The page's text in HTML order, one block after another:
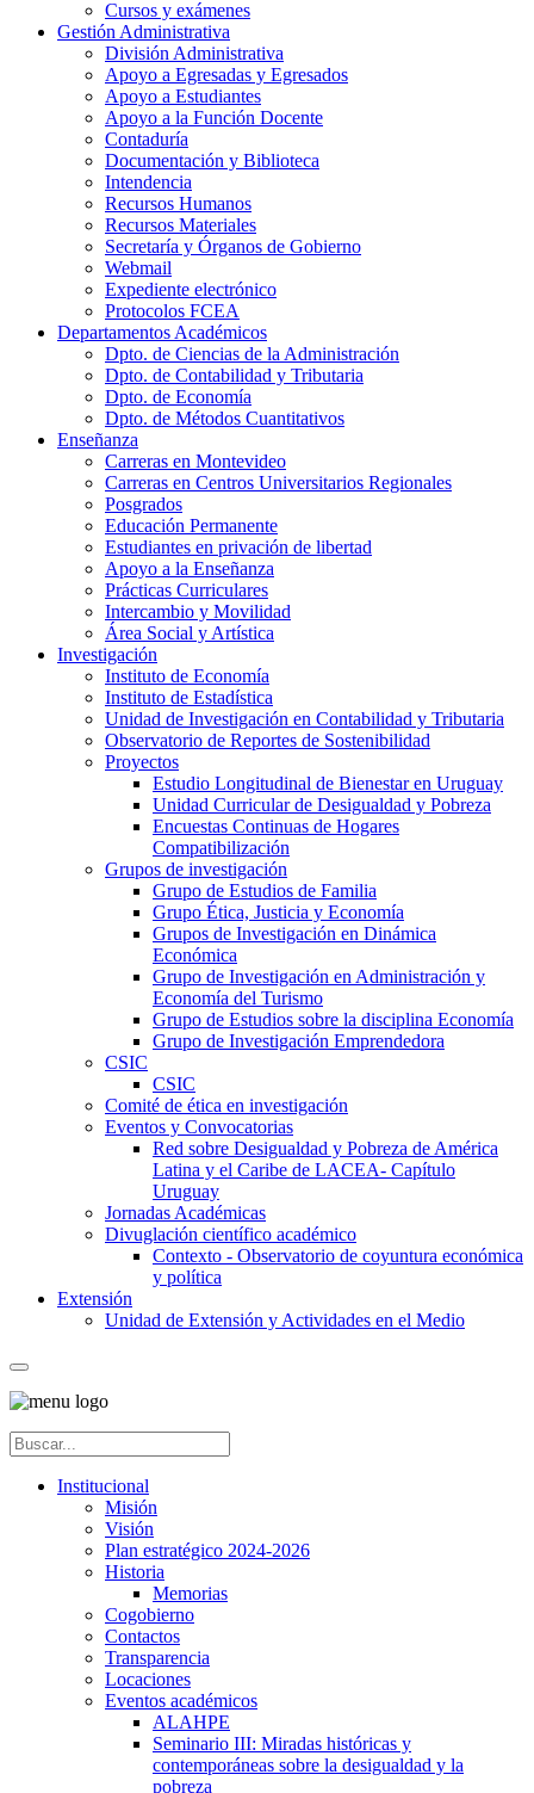
Cursos y exámenes
Gestión Administrativa
División Administrativa
Apoyo a Egresadas y Egresados
Apoyo a Estudiantes
Apoyo a la Función Docente
Contaduría
Documentación y Biblioteca
Intendencia
Recursos Humanos
Recursos Materiales
Secretaría y Órganos de Gobierno
Webmail
Expediente electrónico
Protocolos FCEA
Departamentos Académicos
Dpto. de Ciencias de la Administración
Dpto. de Contabilidad y Tributaria
Dpto. de Economía
Dpto. de Métodos Cuantitativos
Enseñanza
Carreras en Montevideo
Carreras en Centros Universitarios Regionales
Posgrados
Educación Permanente
Estudiantes en privación de libertad
Apoyo a la Enseñanza
Prácticas Curriculares
Intercambio y Movilidad
Área Social y Artística
Investigación
Instituto de Economía
Instituto de Estadística
Unidad de Investigación en Contabilidad y Tributaria
Observatorio de Reportes de Sostenibilidad
Proyectos
Estudio Longitudinal de Bienestar en Uruguay
Unidad Curricular de Desigualdad y Pobreza
Encuestas Continuas de Hogares
Compatibilización
Grupos de investigación
Grupo de Estudios de Familia
Grupo Ética, Justicia y Economía
Grupos de Investigación en Dinámica
Económica
Grupo de Investigación en Administración y
Economía del Turismo
Grupo de Estudios sobre la disciplina Economía
Grupo de Investigación Emprendedora
CSIC
CSIC
Comité de ética en investigación
Eventos y Convocatorias
Red sobre Desigualdad y Pobreza de América
Latina y el Caribe de LACEA- Capítulo
Uruguay
Jornadas Académicas
Divuglación científico académico
Contexto - Observatorio de coyuntura económica
y política
Extensión
Unidad de Extensión y Actividades en el Medio
Institucional
Misión
Visión
Plan estratégico 2024-2026
Historia
Memorias
Cogobierno
Contactos
Transparencia
Locaciones
Eventos académicos
ALAHPE
Seminario III: Miradas históricas y
contemporáneas sobre la desigualdad y la
pobreza